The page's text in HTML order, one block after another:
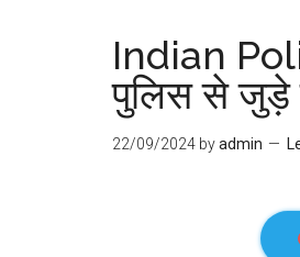
Indian
पुलिस से जुड़े
22/09/2024 byadmin